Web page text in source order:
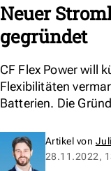
Neuer
gegründet
CF Flex Power will
Flexibilitäten
Batterien. Die
Artikel von
28.11.2022,